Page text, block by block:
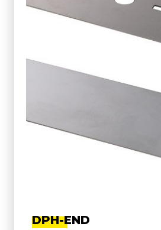
DPH-END